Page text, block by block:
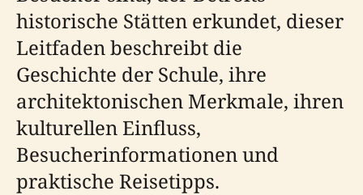
historische Stätten erkundet, dieser
Leitfaden beschreibt die
Geschichte der Schule, ihre
architektonischen Merkmale, ihren
kulturellen Einfluss,
Besucherinformationen und
praktische Reisetipps.